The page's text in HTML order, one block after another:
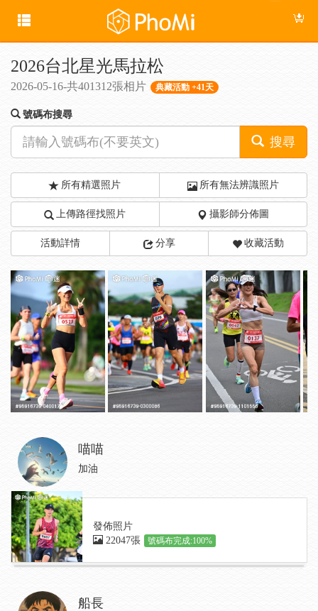
2026台北星光馬拉松
2026-05-16-共401312張相片 典藏活動 +41天
號碼布搜尋
搜尋
所有精選照片 所有無法辨識照片
上傳路徑找照片 攝影師分佈圖
活動詳情 分享 收藏活動
喵喵
加油
發佈照片
22047張
號碼布完成:100%
船長